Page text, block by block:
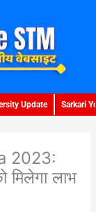
Update Sarkari
2023:
मिलेगा लाभ